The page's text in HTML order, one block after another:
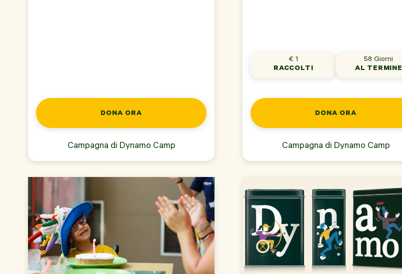
Campagna di Dynamo Camp
DONA ORA
€ 1
RACCOLTI
58 Giorni
AL TERMINE
Campagna di Dynamo Camp
DONA ORA